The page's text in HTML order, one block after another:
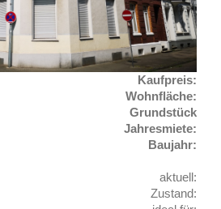
Kaufpreis:
Wohnfläche:
Grundstück
Jahresmiete:
Baujahr:
aktuell:
Zustand: